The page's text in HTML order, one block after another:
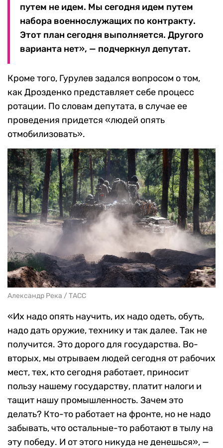
путем не идем. Мы сегодня идем путем
набора военнослужащих по контракту.
Этот план сегодня выполняется. Другого
варианта нет», — подчеркнул депутат.
Кроме того, Гурулев задался вопросом о том,
как Дрозденко представляет себе процесс
ротации. По словам депутата, в случае ее
проведения придется «людей опять
отмобилизовать».
Александр Река / ТАСС
«Их надо опять научить, их надо одеть, обуть,
надо дать оружие, технику и так далее. Так не
получится. Это дорого для государства. Во-
вторых, мы отрываем людей сегодня от рабочих
мест, тех, кто сегодня работает, приносит
пользу нашему государству, платит налоги и
тащит нашу промышленность. Зачем это
делать? Кто-то работает на фронте, но не надо
забывать, что остальные-то работают в тылу на
эту победу. И от этого никуда не денешься», —